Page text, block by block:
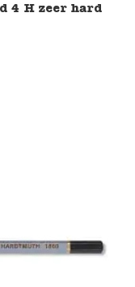
4 H zeer hard